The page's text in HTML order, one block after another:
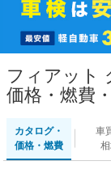
フィアット
価格・燃費
カタログ・
価格・燃費
車